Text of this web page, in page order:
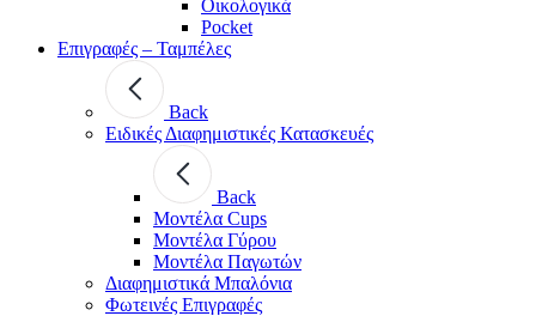
Οικολογικά
Pocket
Επιγραφές – Ταμπέλες
Back
Ειδικές Διαφημιστικές Κατασκευές
Back
Μοντέλα Cups
Μοντέλα Γύρου
Μοντέλα Παγωτών
Διαφημιστικά Μπαλόνια
Φωτεινές Επιγραφές